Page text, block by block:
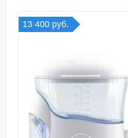
близкого человека.
13 400 руб.